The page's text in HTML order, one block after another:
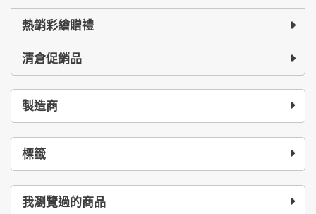
熱銷彩繪贈禮
清倉促銷品
製造商
標籤
我瀏覽過的商品